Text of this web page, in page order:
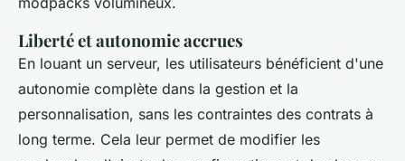
Liberté et autonomie accrues
En louant un serveur, les utilisateurs bénéficient d'une
autonomie complète dans la gestion et la
personnalisation, sans les contraintes des contrats à
long terme. Cela leur permet de modifier les